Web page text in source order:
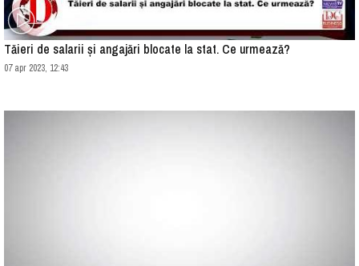
Tăieri de salarii și angajări blocate la stat. Ce urmează?
07 apr 2023, 12:43